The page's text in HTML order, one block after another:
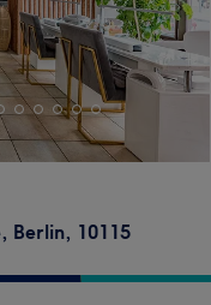
, Berlin, 10115